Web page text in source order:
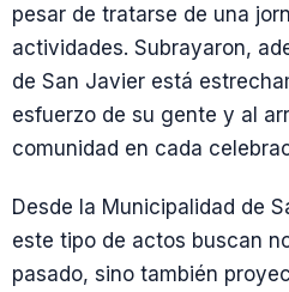
pesar de tratarse de una
actividades. Subrayaron,
de San Javier está
esfuerzo de su gente y al
comunidad en cada
Desde la Municipalidad de
este tipo de actos buscan
pasado, sino también